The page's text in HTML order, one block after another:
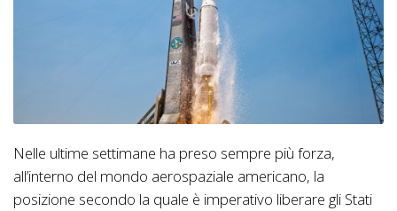
Nelle ultime settimane ha preso sempre più forza,
all’interno del mondo aerospaziale americano, la
posizione secondo la quale è imperativo liberare gli Stati